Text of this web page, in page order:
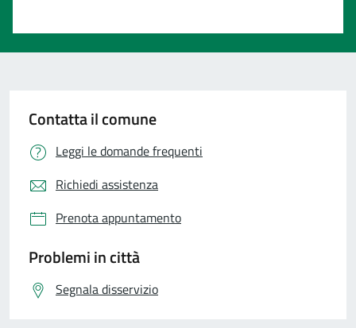
Contatta il comune
Leggi le domande frequenti
Richiedi assistenza
Prenota appuntamento
Problemi in città
Segnala disservizio